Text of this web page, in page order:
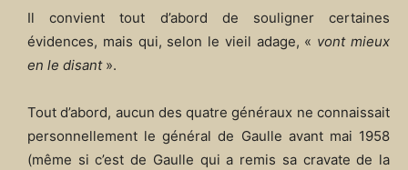
Il convient tout d’abord de souligner certaines
évidences, mais qui, selon le vieil adage, « vont mieux
en le disant ».
Tout d’abord, aucun des quatre généraux ne connaissait
personnellement le général de Gaulle avant mai 1958
(même si c’est de Gaulle qui a remis sa cravate de la